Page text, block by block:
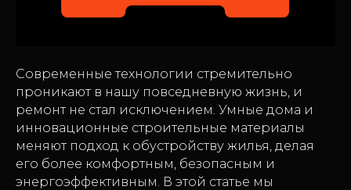
Современные технологии стремительно
проникают в нашу повседневную жизнь, и
ремонт не стал исключением. Умные дома и
инновационные строительные материалы
меняют подход к обустройству жилья, делая
его более комфортным, безопасным и
энергоэффективным. В этой статье мы